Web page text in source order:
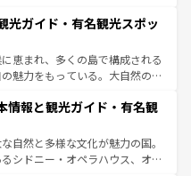
ツ一覧を参照してほしい。
、ショッピング、エンターテイ
なスポットだ。一方、アメリカ
グランドキャニオンやイエロー
絶景が堪能できる。さらに、南
リカの各地域で異なる魅力を楽
豊かな歴史を感じることができ
リップや列車の旅も、アメリカ
、新着のアメリカ
参照してほしい。
光ガイド・有名観光スポッ
恵まれ、多くの島で構成される
魅力をもっている。大自然の神
、定番の観光地といえばオアフ
るならマウイ島やカウアイ島が
ーンに輝く海をはじめ、豊かな
。「アロハスピリット」と呼ば
情報と観光ガイド・有名観
自然と多様な文化が魅力の国。
シドニー・オペラハウス、オー